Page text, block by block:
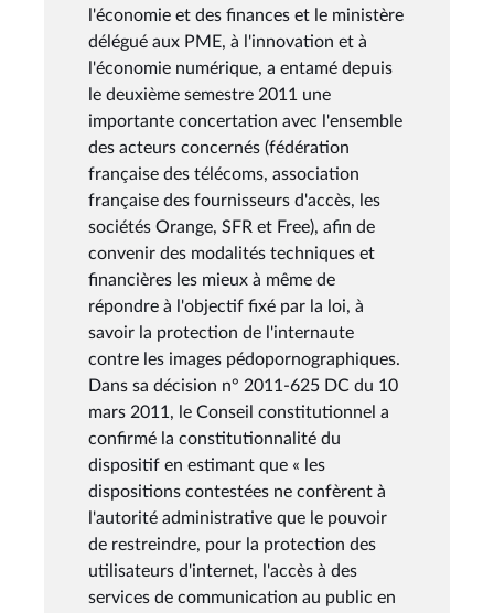
l'économie et des finances et le ministère
délégué aux PME, à l'innovation et à
l'économie numérique, a entamé depuis
le deuxième semestre 2011 une
importante concertation avec l'ensemble
des acteurs concernés (fédération
française des télécoms, association
française des fournisseurs d'accès, les
sociétés Orange, SFR et Free), afin de
convenir des modalités techniques et
financières les mieux à même de
répondre à l'objectif fixé par la loi, à
savoir la protection de l'internaute
contre les images pédopornographiques.
Dans sa décision n° 2011-625 DC du 10
mars 2011, le Conseil constitutionnel a
confirmé la constitutionnalité du
dispositif en estimant que « les
dispositions contestées ne confèrent à
l'autorité administrative que le pouvoir
de restreindre, pour la protection des
utilisateurs d'internet, l'accès à des
services de communication au public en